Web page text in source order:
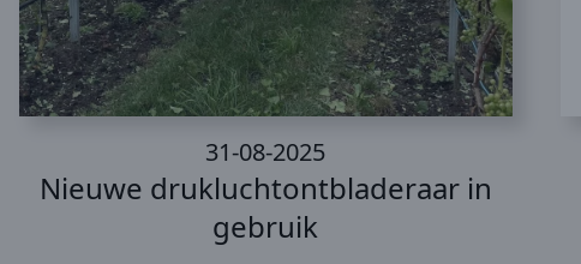
31-08-2025
Nieuwe drukluchtontbladeraar in
gebruik